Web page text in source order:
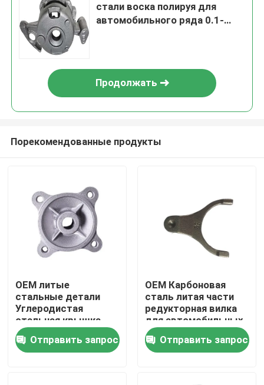
стали воска полируя для
автомобильного ряда 0.1-
Продолжать
Порекомендованные продукты
OEM литые
стальные детали
Углеродистая
стальная крышка
фланца для фланца и
клапана
Отправить запрос
OEM Карбоновая
сталь литая части
редукторная вилка
для автомобильных
редукторов
Отправить запрос